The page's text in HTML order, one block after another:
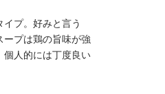
プ。好みと言う
プは鶏の旨味が強
個人的には丁度良い